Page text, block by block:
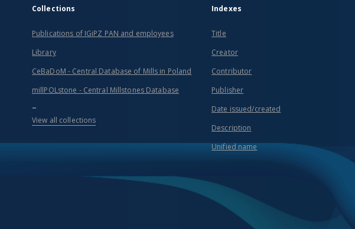
Collections
Publications of IGiPZ PAN and employees
Library
CeBaDoM - Central Database of Mills in Poland
millPOLstone - Central Millstones Database
...
View all collections
Indexes
Title
Creator
Contributor
Publisher
Date issued/created
Description
Unified name